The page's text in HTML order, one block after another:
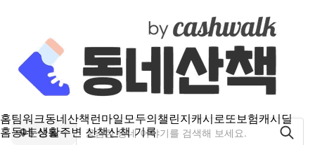
홈팀워크동네산책런마일모두의챌린지캐시로또보험캐시딜
홈동네 생활주변 산책산책 기록
둔산동